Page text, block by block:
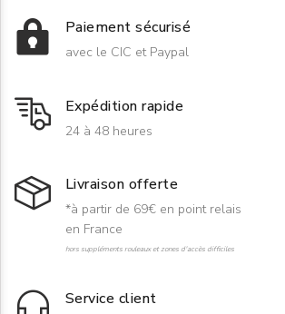
Paiement sécurisé
avec le CIC et Paypal
Expédition rapide
24 à 48 heures
Livraison offerte
*à partir de 69€ en point relais
en France
hors suppléments rouleaux et zones d'accès difficiles
Service client